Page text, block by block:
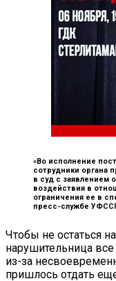
«Во исполнение
сотрудники органа
в суд с заявлением
воздействия в
ограничения ее в
пресс-службе
Чтобы не остаться
нарушительница
из-за
пришлось отдать